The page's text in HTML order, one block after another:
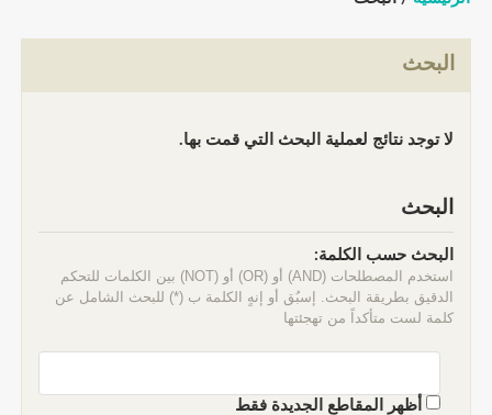
البحث
لا توجد نتائج لعملية البحث التي قمت بها.
البحث
البحث حسب الكلمة:
استخدم المصطلحات (AND) أو (OR) أو (NOT) بين الكلمات للتحكم
الدقيق بطريقة البحث. إسبُق أو إنهٍ الكلمة ب (*) للبحث الشامل عن
كلمة لست متأكداً من تهجئتها
أظهر المقاطع الجديدة فقط